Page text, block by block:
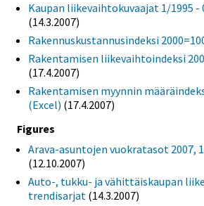
Kaupan liikevaihtokuvaajat 1/1995 -
(14.3.2007)
Rakennuskustannusindeksi
Rakentamisen liikevaihtoindeksi
(17.4.2007)
Rakentamisen myynnin
(Excel) (17.4.2007)
Figures
Arava-asuntojen vuokratasot 2007,
(12.10.2007)
Auto-, tukku- ja vähittäiskaupan
trendisarjat (14.3.2007)